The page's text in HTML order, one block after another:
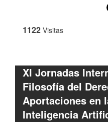
1122 Visitas
XI Jornadas
Filosofía del
Aportaciones en
Inteligencia